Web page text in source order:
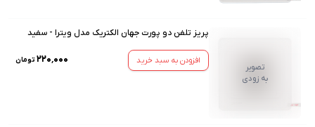
تصویر
به زودی
پریز تلفن دو پورت جهان الکتریک مدل ویترا - سفید
افزودن به سبد خرید ۲۲۰٬۰۰۰ تومان